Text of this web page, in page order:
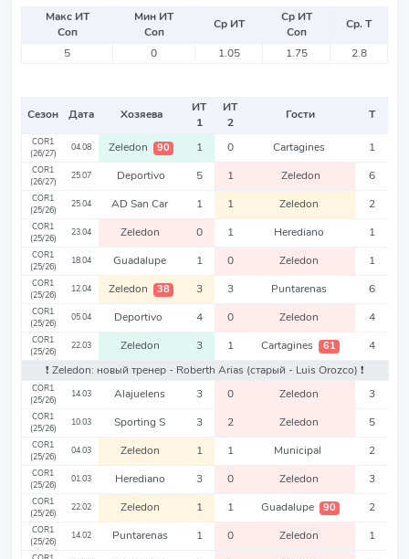
Макс ИТ
Соп
Мин ИТ
Соп
Ср ИТ
Ср ИТ
Соп
Ср. Т
5
0 1.05 1.75 2.8
Сезон Дата Хозяева
ИТ
1
ИТ
2
Гости Т
COR1
(26/27)
04.08 Zeledon 90 1 0 Cartagines 1
COR1
(26/27)
25.07 Deportivo 5 1 Zeledon 6
COR1
(25/26)
25.04 AD San Car 1 1 Zeledon 2
COR1
(25/26)
23.04 Zeledon 0 1 Herediano 1
COR1
(25/26)
18.04 Guadalupe 1 0 Zeledon 1
COR1
(25/26)
12.04 Zeledon 38 3 3 Puntarenas 6
COR1
(25/26)
05.04 Deportivo 4 0 Zeledon 4
COR1
(25/26)
22.03 Zeledon 3 1 Cartagines 61
4
❗️ Zeledon: новый тренер - Roberth Arias (старый - Luis Orozco) ❗️
COR1
(25/26)
14.03 Alajuelens 3 0 Zeledon 3
COR1
(25/26)
10.03 Sporting S 3 2 Zeledon 5
COR1
(25/26)
04.03 Zeledon 1 1 Municipal 2
COR1
(25/26)
01.03 Herediano 3 0 Zeledon 3
COR1
(25/26)
22.02 Zeledon 1 1 Guadalupe 90 2
COR1
(25/26)
14.02 Puntarenas 1 0 Zeledon 1